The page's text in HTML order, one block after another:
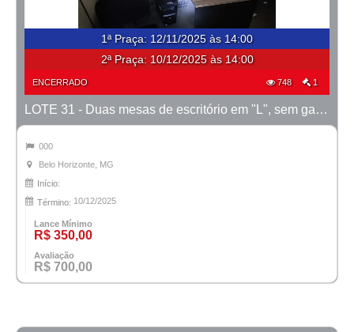
1ª Praça: 12/11/2025 às 14:00
2ª Praça: 10/12/2025 às 14:00
ENCERRADO 748 1
LOTE 31 - Duas mesas de escritório em "L", sem gavetas
000
Belo Horizonte, MG
Início:
Término: 10/12/2025
Lance Mínimo
R$ 350,00
Avaliação
R$ 700,00